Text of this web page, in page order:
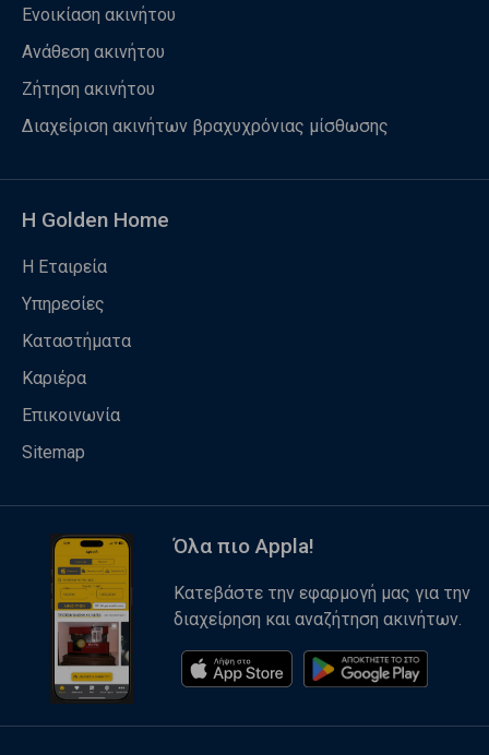
Ενοικίαση ακινήτου
Ανάθεση ακινήτου
Ζήτηση ακινήτου
Διαχείριση ακινήτων βραχυχρόνιας μίσθωσης
Η Golden Home
Η Εταιρεία
Υπηρεσίες
Καταστήματα
Καριέρα
Επικοινωνία
Sitemap
Όλα πιο Appla!
Κατεβάστε την εφαρμογή μας για την
διαχείρηση και αναζήτηση ακινήτων.